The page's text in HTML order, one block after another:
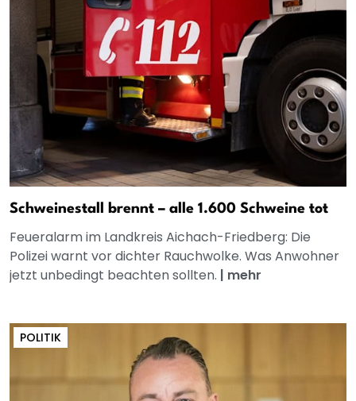
Schweinestall brennt – alle 1.600 Schweine tot
Feueralarm im Landkreis Aichach-Friedberg: Die
Polizei warnt vor dichter Rauchwolke. Was Anwohner
jetzt unbedingt beachten sollten. | mehr
POLITIK